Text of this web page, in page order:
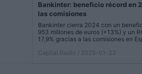
Bankinter: beneficio récord en
las comisiones
Bankinter cierra 2024 con un
953 millones de euros (+13%) y un
17,9% gracias a las comisiones en
Capital Radio
/ 2025-01-23